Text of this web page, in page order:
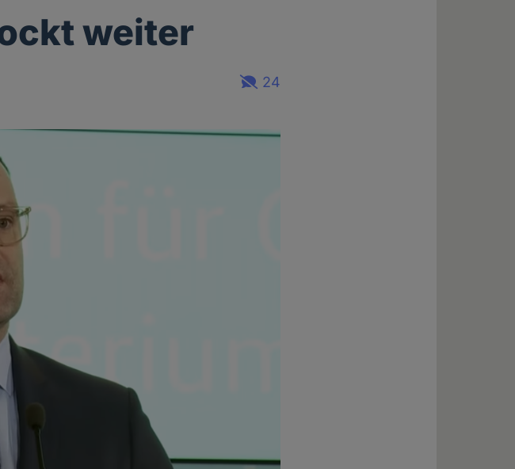
weiter
24